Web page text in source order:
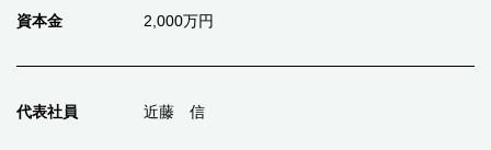
資本金 2,000万円
代表社員 近藤 信